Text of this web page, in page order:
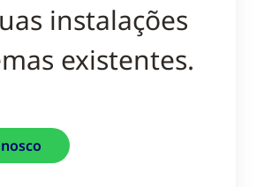
instalações
existentes.